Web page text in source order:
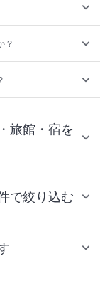
？
旅館・宿を
で絞り込む